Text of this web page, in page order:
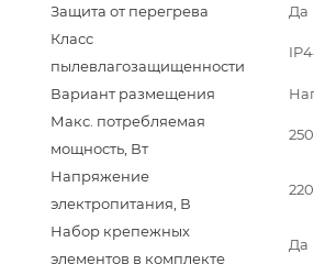
Защита от перегрева
Да
Класс
пылевлагозащищенности
Вариант размещения
Макс. потребляемая
мощность, Вт
Напряжение
электропитания, В
Набор крепежных
элементов в комплекте
Да